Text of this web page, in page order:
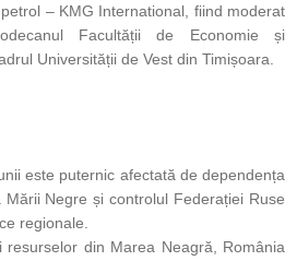
– KMG International, fiind moderat
Facultății de Economie și
Universității de Vest din Timișoara.
este puternic afectată de dependența
Negre și controlul Federației Ruse
regionale.
resurselor din Marea Neagră, România